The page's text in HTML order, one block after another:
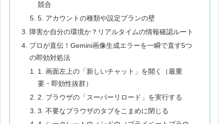
競合
5. アカウントの種類や設定プランの壁
障害か自分の環境か？リアルタイムの情報確認ルート
プロが直伝！Gemini画像生成エラーを一瞬で直す5つ
の即効対処法
1. 画面左上の「新しいチャット」を開く（最重
要・即効性抜群）
2. ブラウザの「スーパーリロード」を実行する
3. 不要なブラウザのタブをこまめに閉じる